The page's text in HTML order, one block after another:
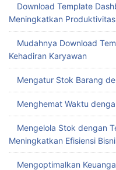
Download Template
Meningkatkan
Mudahnya Download
Kehadiran Karyawan
Mengatur Stok Barang
Menghemat Waktu
Mengelola Stok dengan
Meningkatkan Efisiensi
Mengoptimalkan